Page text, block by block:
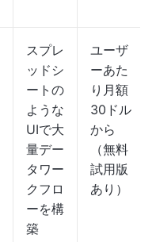
スプレ
ッドシ
ートの
ような
UIで大
量デー
タワー
クフロ
ーを構
築
ユーザ
ーあた
り月額
30ドル
から
（無料
試用版
あり）